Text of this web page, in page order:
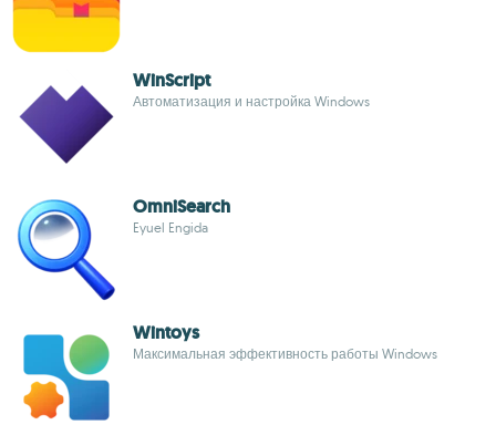
WinScript
Автоматизация и настройка Windows
OmniSearch
Eyuel Engida
Wintoys
Максимальная эффективность работы Windows